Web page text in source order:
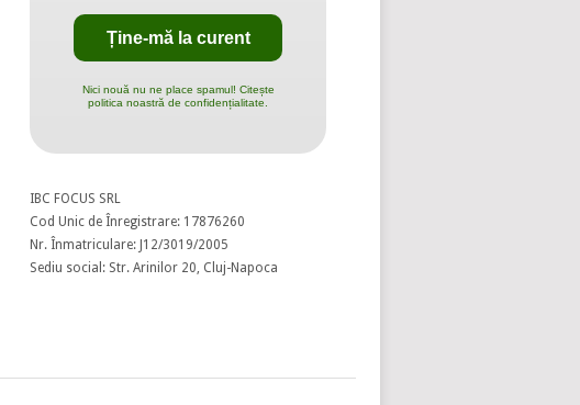
Nici nouă nu ne place spamul! Citește
politica noastră de confidențialitate.
IBC FOCUS SRL
Cod Unic de Înregistrare: 17876260
Nr. Înmatriculare: J12/3019/2005
Sediu social: Str. Arinilor 20, Cluj-Napoca